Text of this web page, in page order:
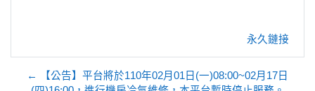
永久鏈接
← 【公告】平台將於110年02月01日(一)08:00~02月17日